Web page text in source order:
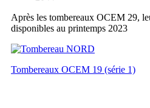
Après les tombereaux OCEM 29,
disponibles au printemps 2023
Tombereaux OCEM 19 (série 1)